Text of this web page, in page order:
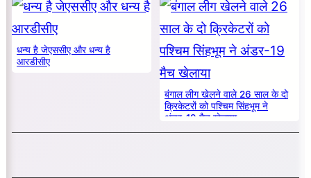
धन्य है जेएससीए और धन्य है
आरडीसीए
बंगाल लीग खेलने वाले 26 साल के दो
क्रिकेटरों को पश्चिम सिंहभूम ने
अंडर-19 मैच खेलाया